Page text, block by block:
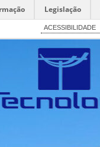
Legislação
ACESSIBILIDADE